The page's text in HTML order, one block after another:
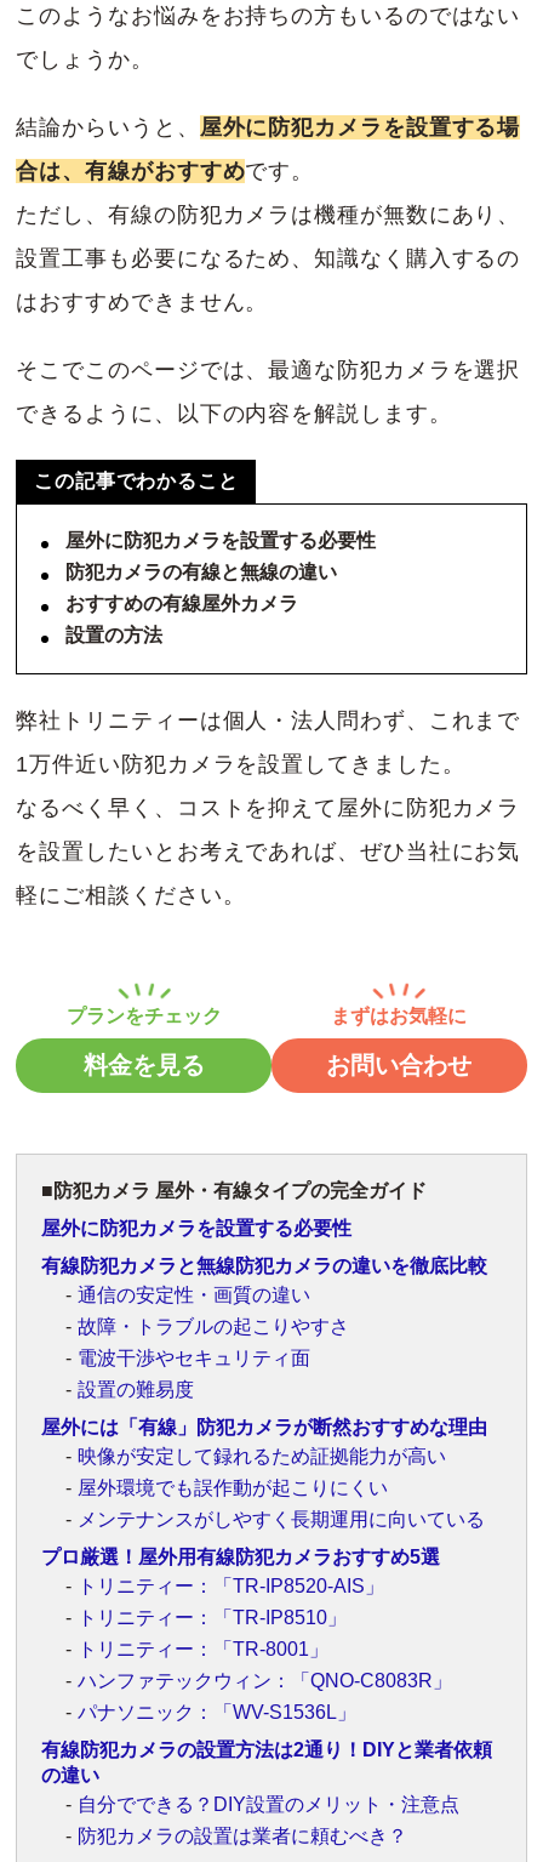
このようなお悩みをお持ちの方もいるのではない
でしょうか。
結論からいうと、 屋外に防犯カメラを設置する場
合は、有線がおすすめです。
ただし、有線の防犯カメラは機種が無数にあり、
設置工事も必要になるため、知識なく購入するの
はおすすめできません。
そこでこのページでは、最適な防犯カメラを選択
できるように、以下の内容を解説します。
この記事でわかること
屋外に防犯カメラを設置する必要性
防犯カメラの有線と無線の違い
おすすめの有線屋外カメラ
設置の方法
弊社トリニティーは個人・法人問わず、これまで
1万件近い防犯カメラを設置してきました。
なるべく早く、コストを抑えて屋外に防犯カメラ
を設置したいとお考えであれば、ぜひ当社にお気
軽にご相談ください。
料金を見る お問い合わせ
防犯カメラ 屋外・有線タイプの完全ガイド
屋外に防犯カメラを設置する必要性
有線防犯カメラと無線防犯カメラの違いを徹底比較
通信の安定性・画質の違い
故障・トラブルの起こりやすさ
電波干渉やセキュリティ面
設置の難易度
屋外には「有線」防犯カメラが断然おすすめな理由
映像が安定して録れるため証拠能力が高い
屋外環境でも誤作動が起こりにくい
メンテナンスがしやすく長期運用に向いている
プロ厳選！屋外用有線防犯カメラおすすめ5選
トリニティー：「TR-IP8520-AIS」
トリニティー：「TR-IP8510」
トリニティー：「TR-8001」
ハンファテックウィン：「QNO-C8083R」
パナソニック：「WV-S1536L」
有線防犯カメラの設置方法は2通り！DIYと業者依頼
の違い
自分でできる？DIY設置のメリット・注意点
防犯カメラの設置は業者に頼むべき？